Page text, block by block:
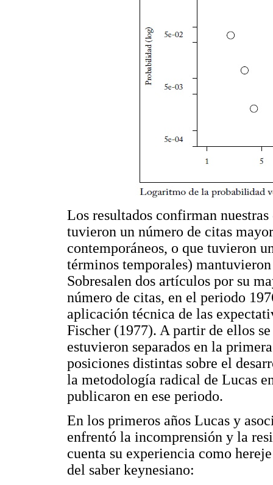
Los resultados confirman
tuvieron un número de citas
contemporáneos, o que tuvieron
términos temporales)
Sobresalen dos artículos por su
número de citas, en el periodo
aplicación técnica de las
Fischer (1977). A partir de ellos
estuvieron separados en la
posiciones distintas sobre el
la metodología radical de Lucas
publicaron en ese periodo.
En los primeros años Lucas y
enfrentó la incomprensión y la
cuenta su experiencia como
del saber keynesiano: